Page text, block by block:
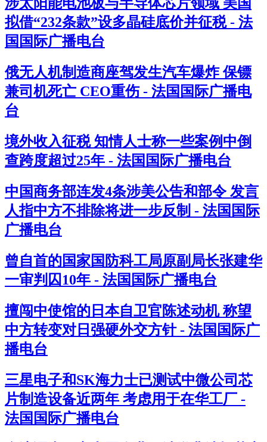
涉太阳能电池板与半导体芯片领域 美国
拟借“232条款”设多晶硅底价并征税 - 法
国国际广播电台
俄无人机制造商座驾发生汽车爆炸 保镖
兼司机死亡 CEO重伤 - 法国国际广播电
台
境外收入征税 知情人士称一些案例中倒
查跨度超过25年 - 法国国际广播电台
中国商务部连发4条涉美公告和部令 发言
人指中方不排除将进一步反制 - 法国国际
广播电台
曾自首的国家国防科工局原副局长张建华
一审判囚10年 - 法国国际广播电台
擅闯中使馆的日本自卫官陈述动机 称望
中方转变对日强硬外交方针 - 法国国际广
播电台
三星电子和SK海力士已测试中微公司芯
片制造设备近两年 考虑用于在华工厂 -
法国国际广播电台